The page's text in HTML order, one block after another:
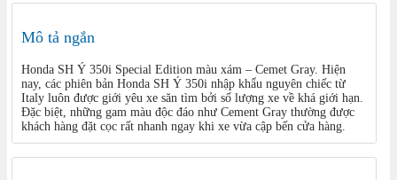
Mô tả ngắn
Honda SH Ý 350i Special Edition màu xám – Cemet Gray. Hiện
nay, các phiên bản Honda SH Ý 350i nhập khẩu nguyên chiếc từ
Italy luôn được giới yêu xe săn tìm bởi số lượng xe về khá giới hạn.
Đặc biệt, những gam màu độc đáo như Cement Gray thường được
khách hàng đặt cọc rất nhanh ngay khi xe vừa cập bến cửa hàng.